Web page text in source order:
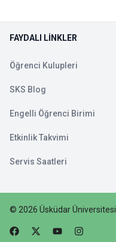
FAYDALI LINKLER
Öğrenci Kulupleri
SKS Blog
Engelli Öğrenci Birimi
Etkinlik Takvimi
Servis Saatleri
© 2026 Üsküdar Üniversitesi